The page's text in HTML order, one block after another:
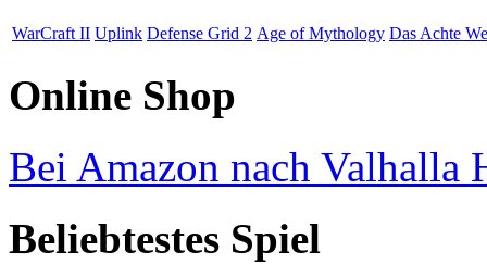
WarCraft II Uplink Defense Grid 2 Age of Mythology Das Achte
Online Shop
Bei Amazon nach Valhalla
Beliebtestes Spiel